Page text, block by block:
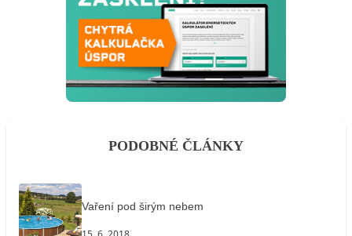
PODOBNÉ ČLÁNKY
Vaření pod širým nebem